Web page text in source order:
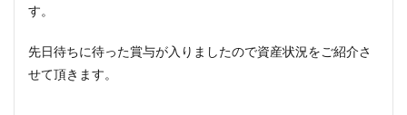
す。
先日待ちに待った賞与が入りましたので資産状況をご紹介さ
せて頂きます。